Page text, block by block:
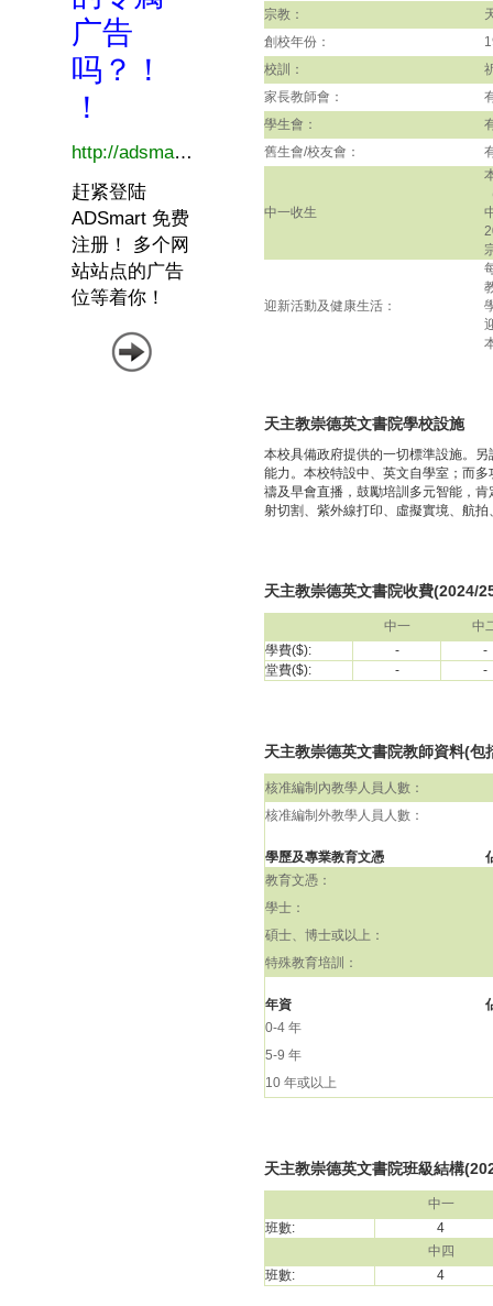
宗教：
創校年份：
校訓：
家長教師會：
學生會：
舊生會/校友會：
中一收生
迎新活動及健康生活：
天主教崇德英文書院學校設施
本校具備政府提供的一切標準設施。
能力。本校特設中、英文自學室；而
禱及早會直播，鼓勵培訓多元智能，
射切割、紫外線打印、虛擬實境、航
天主教崇德英文書院收費(2024/
中一
中
學費($):
-
-
堂費($):
- -
天主教崇德英文書院教師資料(
核准編制內教學人員人數：
核准編制外教學人員人數：
學歷及專業教育文憑
教育文憑：
學士：
碩士、博士或以上：
特殊教育培訓：
年資
0-4 年
5-9 年
10 年或以上
天主教崇德英文書院班級結構
中一
班數:
4
中四
班數:
4